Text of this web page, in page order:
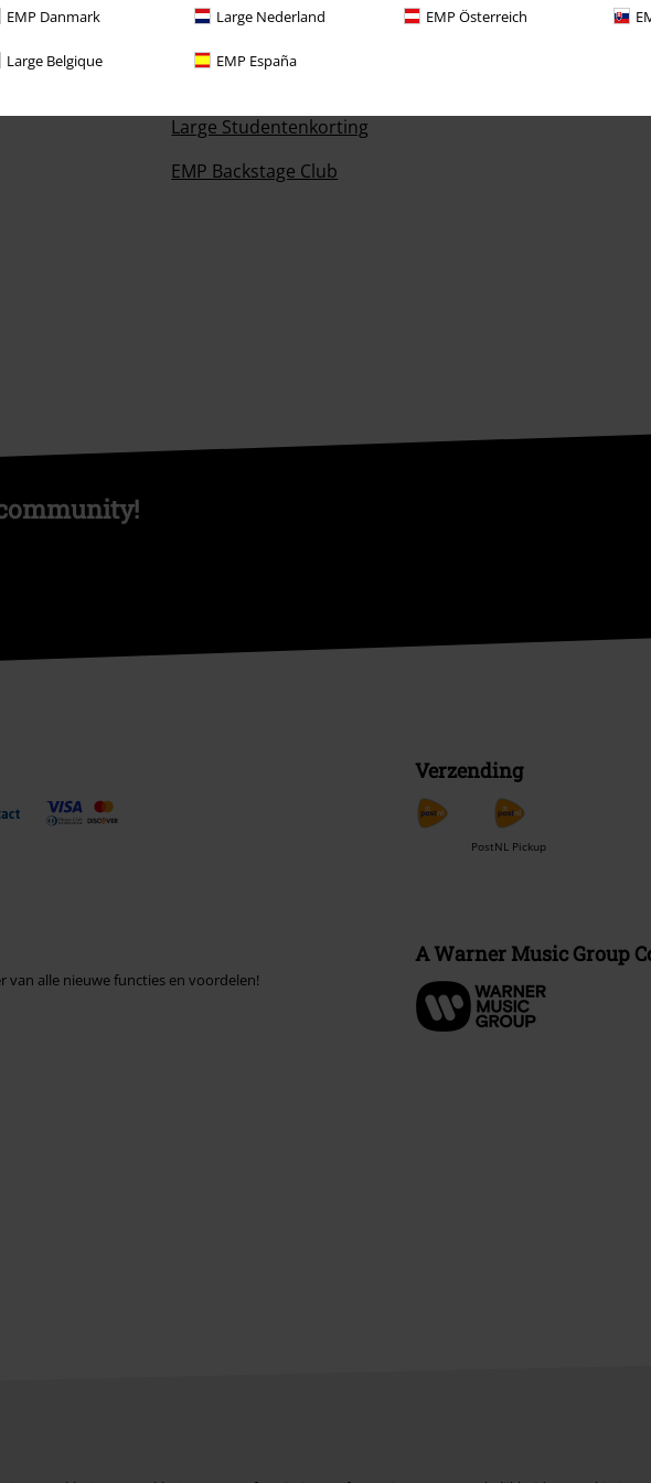
EMP Danmark Large Nederland EMP Österreich
Large Belgique EMP España
Large Studentenkorting
EMP Backstage Club
Verzending
PostNL Pickup
van alle nieuwe functies en voordelen!
A Warner Music Group